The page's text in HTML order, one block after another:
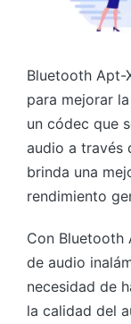
Bluetooth Apt-
para mejorar
un códec que
audio a través
brinda una
rendimiento
Con Bluetooth
de audio
necesidad de
la calidad del